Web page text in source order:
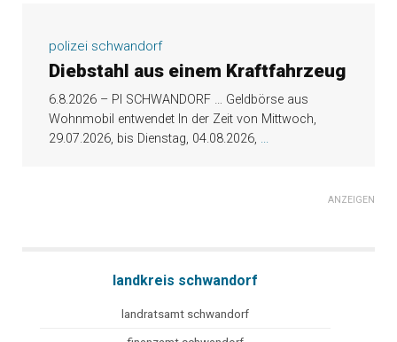
polizei schwandorf
Diebstahl aus einem Kraftfahrzeug
6.8.2026 – PI SCHWANDORF … Geldbörse aus
Wohnmobil entwendet In der Zeit von Mittwoch,
29.07.2026, bis Dienstag, 04.08.2026, ...
ANZEIGEN
landkreis schwandorf
landratsamt schwandorf